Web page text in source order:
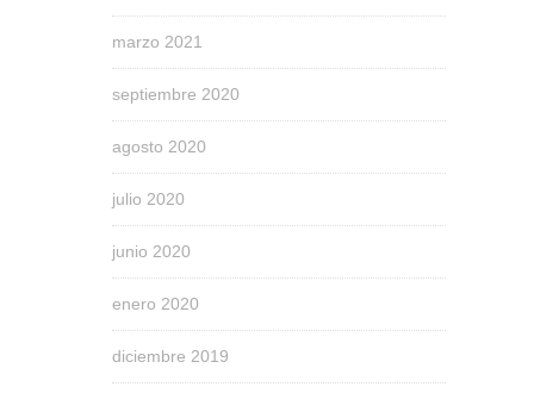
marzo 2021
septiembre 2020
agosto 2020
julio 2020
junio 2020
enero 2020
diciembre 2019